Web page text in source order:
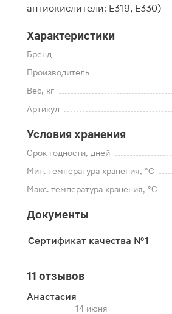
антиокислители: Е319, Е330)
Характеристики
Бренд
Производитель
Вес, кг
Артикул
Условия хранения
Срок годности, дней
Мин. температура хранения, °C
Макс. температура хранения, °C
Документы
Сертификат качества №1
11 отзывов
Анастасия
14 июня